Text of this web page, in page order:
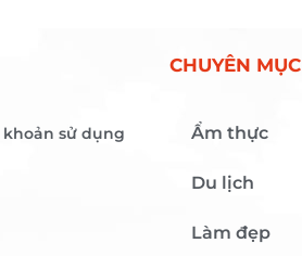
sử dụng
CHUYÊN MỤC
Ẩm thực
Du lịch
Làm đẹp